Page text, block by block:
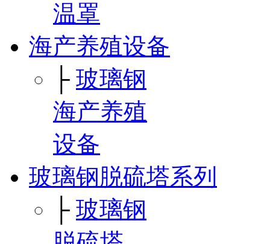
温罩
海产养殖设备
├ 玻璃钢
海产养殖
设备
玻璃钢脱硫塔系列
├ 玻璃钢